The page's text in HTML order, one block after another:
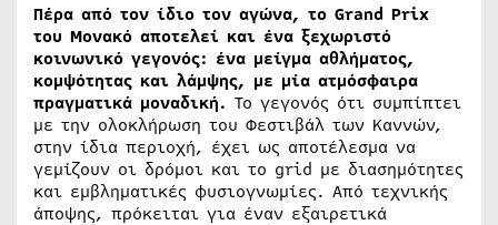
Πέρα από τον ίδιο τον αγώνα, το Grand Prix
του Μονακό αποτελεί και ένα ξεχωριστό
κοινωνικό γεγονός: ένα μείγμα αθλήματος,
κομψότητας και λάμψης, με μία ατμόσφαιρα
πραγματικά μοναδική. Το γεγονός ότι συμπίπτει
με την ολοκλήρωση του Φεστιβάλ των Καννών,
στην ίδια περιοχή, έχει ως αποτέλεσμα να
γεμίζουν οι δρόμοι και το grid με διασημότητες
και εμβληματικές φυσιογνωμίες. Από τεχνικής
άποψης, πρόκειται για έναν εξαιρετικά